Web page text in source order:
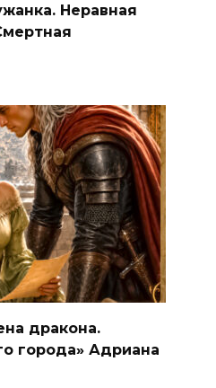
Неравная
дракона.
города» Адриана